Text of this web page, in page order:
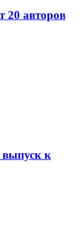
20 авторов
выпуск к